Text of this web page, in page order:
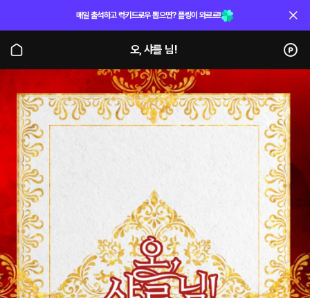
매일 출석하고 럭키드로우 뽑으면? 플링이 와르르!
오, 샤를 님!